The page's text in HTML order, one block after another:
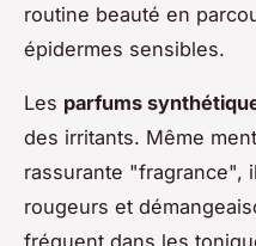
routine beauté en
épidermes sensibles.
Les parfums
des irritants. Même
rassurante "fragrance",
rougeurs et
fréquent dans les